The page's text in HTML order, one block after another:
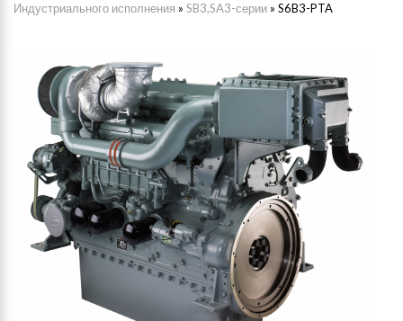
Индустриального исполнения » SB3,SA3-серии » S6B3-PTA